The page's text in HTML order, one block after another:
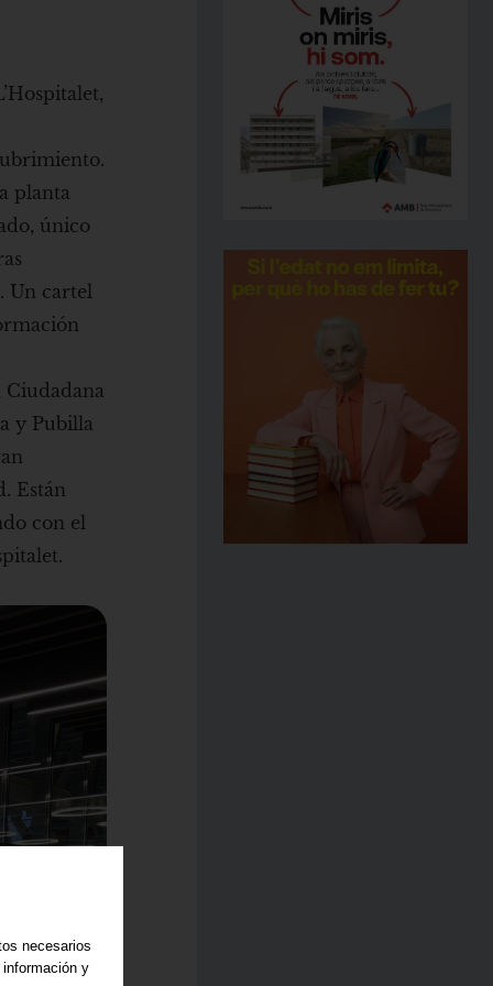
planta
único
Un cartel
Ciudadana
y Pubilla
Están
con el
necesarios
y